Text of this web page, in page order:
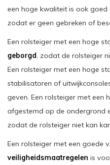
een hoge kwaliteit is ook
zodat er geen gebreken of
Een rolsteiger met een hoge
geborgd, zodat de rolsteiger
Een rolsteiger met een hoge
stabilisatoren of
geven. Een rolsteiger met een
afgestemd op de ondergrond
zodat de rolsteiger niet kan
Een rolsteiger met een goede
veiligheidsmaatregelen is